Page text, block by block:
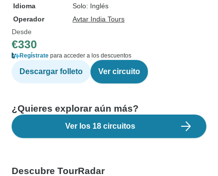
Idioma
Solo: Inglés
Operador
Avtar India Tours
Desde
€330
Regístrate para acceder a los descuentos
Descargar folleto Ver circuito
¿Quieres explorar aún más?
Ver los 18 circuitos
Descubre TourRadar